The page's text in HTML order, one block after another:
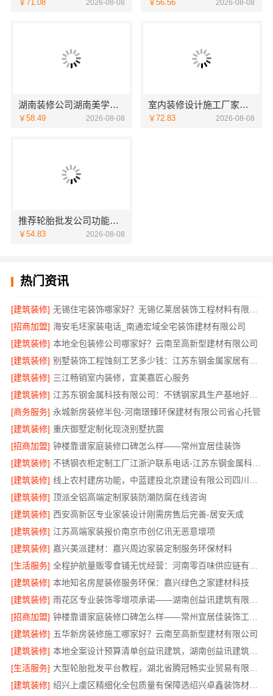
￥71.08 2026-08-08 ￥56.56 2026-08-08
湖南装修公司湖南美学筑家建材老房翻新靠谱吗
￥58.49 2026-08-08
室内装修设计施工厂家江西圣匠新型环保材料有限公司
￥72.83 2026-08-08
推荐轮胎批发公司功能，湖北省腾冠畅更全
￥54.83 2026-08-08
热门资讯
[建筑装修]
[招商加盟] 海安毛坯家装电话_南通宏域全宅装饰建材有限公司
[建筑装修] 本地全包装修公司哪家好？云南至高新型建材有限公司
[建筑装修]
[建筑装修] 三江畅销室内装修，宜美嘉匠心服务
[建筑装修]
江苏东钢金属科技有限公司：不锈钢家具生产基地好不好
[商务服务] 永城新房装修半包-河南璟臻环保建材有限公司省心托管
[建筑装修] 重庆御墅定制化现浇别墅抗震
[招商加盟] 钟楼靠谱家庭装修口碑怎么样——常州宜居佳装饰
[建筑装修]
不锈钢衣柜定制工厂江浙沪联系电话-江苏东钢金属科技有限公司
[建筑装修]
[建筑装修] 顶派全铝高端定制家装防潮防腐在线咨询
[建筑装修] 西安高新区专业家装设计刚需房售后完善-居安天成
[建筑装修] 江苏高端家装报价南京市创亿讯无恶意增项
[建筑装修] 嘉兴美派建材：嘉兴周边家装定制服务环保材料
[生活服务]
[建筑装修] 本地知名房屋装修服务环保：嘉兴绿色之家建材科技
[建筑装修]
[招商加盟]
[建筑装修] 五华新房装修施工哪家好？云南至高新型建材有限公司
[建筑装修]
本地全案设计预算清单创益讯建筑，湖南创益讯建筑有限公司透明全包
[生活服务]
[建筑装修]
绍兴上虞区精细化全包质量有保障选绍兴卓鑫装饰材料有限公司